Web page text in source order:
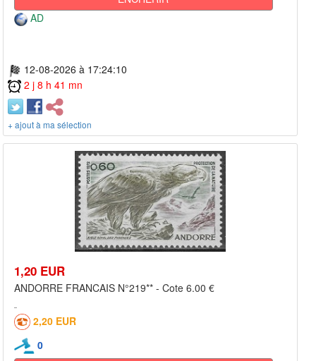
AD
12-08-2026 à 17:24:10
2 j 8 h 41 mn
+ ajout à ma sélection
1,20 EUR
ANDORRE FRANCAIS N°219** - Cote 6.00 €
2,20 EUR
0